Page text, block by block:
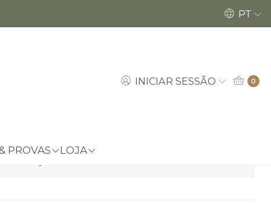
INICIAR SESSÃO 0
PROVAS LOJA
Encomendas até dia 18/12 poderão ser
PT
Comprar agora